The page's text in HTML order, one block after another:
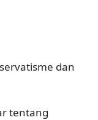
dan
tentang